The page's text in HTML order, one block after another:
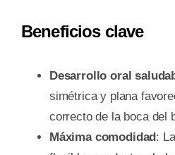
Beneficios clave
Desarrollo oral
simétrica y plana
correcto de la boca del
Máxima comodidad: